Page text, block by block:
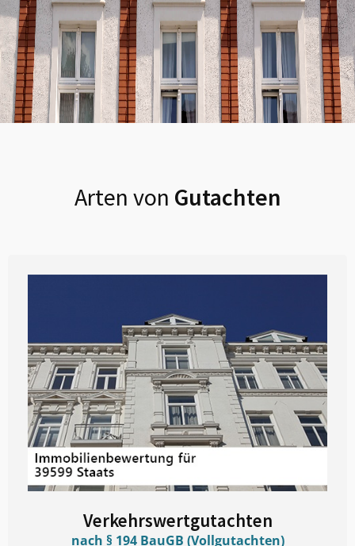
Arten von Gutachten
Verkehrswertgutachten
nach § 194 BauGB (Vollgutachten)